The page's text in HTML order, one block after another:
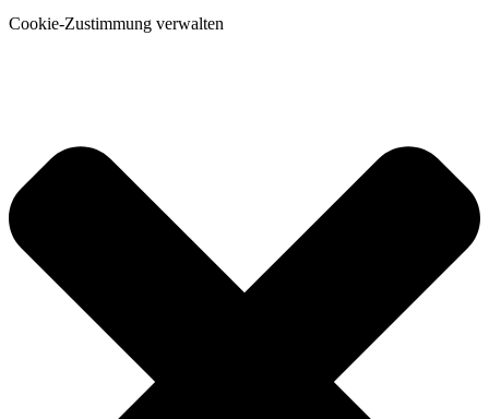
Cookie-Zustimmung verwalten